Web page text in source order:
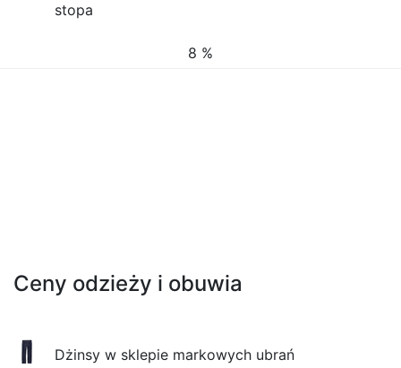
stopa
8 %
Ceny odzieży i obuwia
Dżinsy w sklepie markowych ubrań